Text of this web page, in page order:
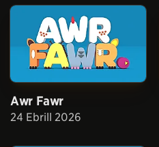
Awr Fawr
24 Ebrill 2026